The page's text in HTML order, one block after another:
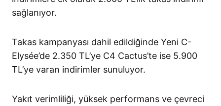
sağlanıyor.
Takas kampanyası dahil edildiğinde Yeni C-
Elysée’de 2.350 TL’ye C4 Cactus’te ise 5.900
TL’ye varan indirimler sunuluyor.
Yakıt verimliliği, yüksek performans ve çevreci